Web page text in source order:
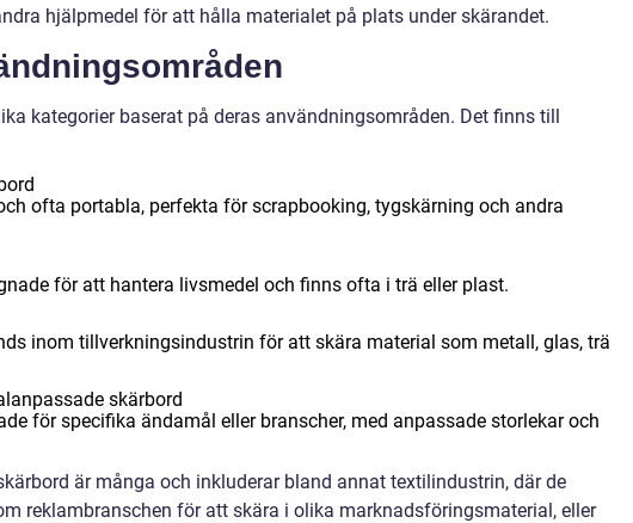
hjälpmedel för att hålla materialet på plats under skärandet.
kategorier baserat på deras användningsområden. Det finns till
ofta portabla, perfekta för scrapbooking, tygskärning och andra
för att hantera livsmedel och finns ofta i trä eller plast.
inom tillverkningsindustrin för att skära material som metall, glas, trä
skärbord
för specifika ändamål eller branscher, med anpassade storlekar och
är många och inkluderar bland annat textilindustrin, där de
reklambranschen för att skära i olika marknadsföringsmaterial, eller